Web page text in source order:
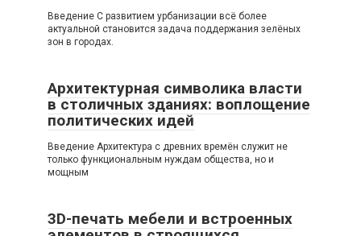
Введение С развитием урбанизации всё более
актуальной становится задача поддержания зелёных
зон в городах.
Архитектурная символика власти
в столичных зданиях: воплощение
политических идей
Введение Архитектура с древних времён служит не
только функциональным нуждам общества, но и
мощным
3D-печать мебели и встроенных